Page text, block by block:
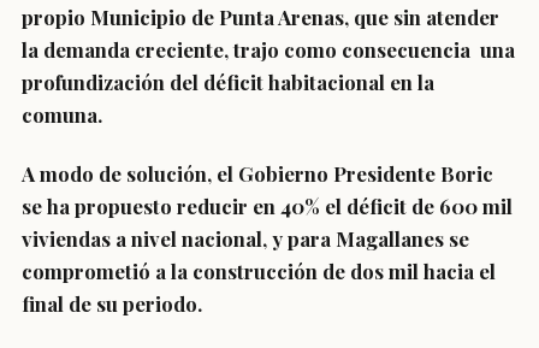
propio Municipio de Punta Arenas, que sin atender
la demanda creciente, trajo como consecuencia una
profundización del déficit habitacional en la
comuna.
A modo de solución, el Gobierno Presidente Boric
se ha propuesto reducir en 40% el déficit de 600 mil
viviendas a nivel nacional, y para Magallanes se
comprometió a la construcción de dos mil hacia el
final de su periodo.